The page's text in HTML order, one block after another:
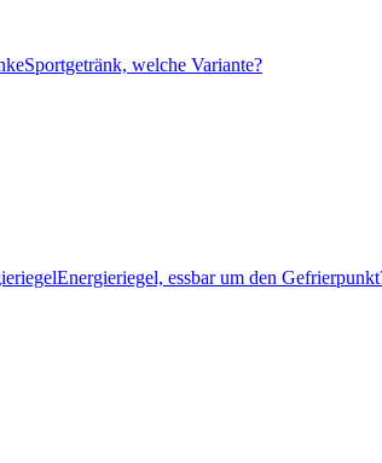
Sportgetränk, welche Variante?
Energieriegel, essbar um den